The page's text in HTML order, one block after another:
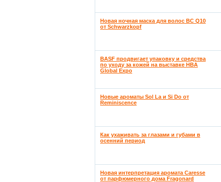
Новая ночная маска для волос BC Q10
от Schwarzkopf
BASF продвигает упаковку и средства
по уходу за кожей на выставке HBA
Global Expo
Новые ароматы Sol La и Si Do от
Reminiscence
Как ухаживать за глазами и губами в
осенний период
Новая интерпретация аромата Caresse
от парфюмерного дома Fragonard